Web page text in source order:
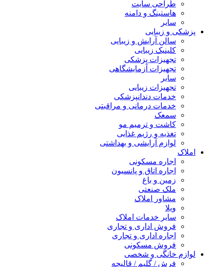
طراحی سایت
هاستینگ و دامنه
سایر
پزشکی و زیبایی
سالن آرایش و زیبایی
کلینیک زیبایی
تجهیزات پزشکی
تجهیزات آزمایشگاهی
سایر
تجهیزات زیبایی
خدمات دندانپزشکی
خدمات درمانی و مراقبتی
سمعک
کاشت و ترمیم مو
تغذیه و رژیم غذایی
لوازم آرایشی و بهداشتی
املاک
اجاره مسکونی
اجاره اتاق و پانسیون
زمین و باغ
ملک صنعتی
مشاور املاک
ویلا
سایر خدمات املاک
فروش اداری و تجاری
اجاره اداری و تجاری
فروش مسکونی
لوازم خانگی و شخصی
فرش / گلیم / قالیچه